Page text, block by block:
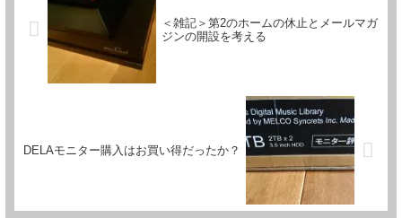
＜雑記＞第2のホームの休止とメールマガ
ジンの開設を考える
DELAモニター購入はお買い得だったか？